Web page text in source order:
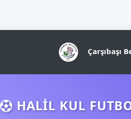
Çarşıbaşı
HALİL KUL